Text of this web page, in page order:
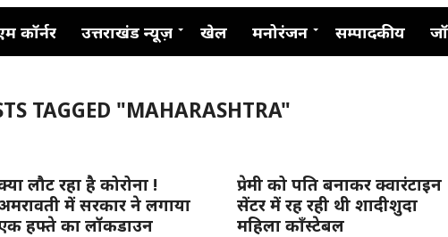
कॉर्नर उत्तराखंड न्यूज़ खेल मनोरंजन सम्पादकीय
TAGGED "MAHARASHTRA"
लौट रहा है कोरोना !
में सरकार ने लगाया
हफ्ते का लॉकडाउन
प्रेमी को पति बनाकर क्वारंटाइन
सेंटर में रह रही थी शादीशुदा
महिला कॉंस्टेबल